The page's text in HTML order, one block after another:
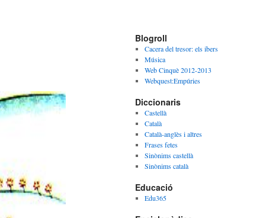
Blogroll
Cacera del tresor: els ibers
Música
Web Cinquè 2012-2013
Webquest:Empúries
Diccionaris
Castellà
Català
Català-anglès i altres
Frases fetes
Sinònims castellà
Sinònims català
Educació
Edu365